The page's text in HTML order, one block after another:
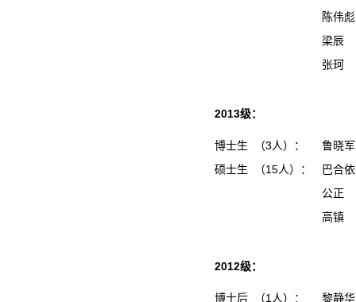
陈伟
梁辰
张珂
2013级：
博士生 （3人）：
鲁晓
硕士生 （15人）：
巴合
公正
高镇
2012级：
博士后 （1人）： 黎静